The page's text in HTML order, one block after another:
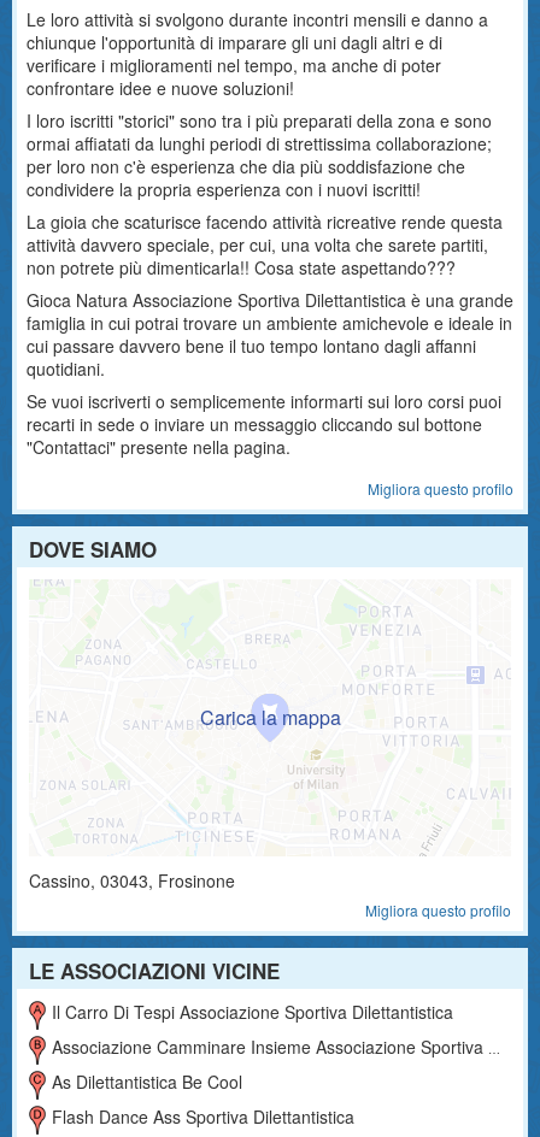
Le loro attività si svolgono durante incontri mensili e danno a
chiunque l'opportunità di imparare gli uni dagli altri e di
verificare i miglioramenti nel tempo, ma anche di poter
confrontare idee e nuove soluzioni!
I loro iscritti "storici" sono tra i più preparati della zona e sono
ormai affiatati da lunghi periodi di strettissima collaborazione;
per loro non c'è esperienza che dia più soddisfazione che
condividere la propria esperienza con i nuovi iscritti!
La gioia che scaturisce facendo attività ricreative rende questa
attività davvero speciale, per cui, una volta che sarete partiti,
non potrete più dimenticarla!! Cosa state aspettando???
Gioca Natura Associazione Sportiva Dilettantistica è una grande
famiglia in cui potrai trovare un ambiente amichevole e ideale in
cui passare davvero bene il tuo tempo lontano dagli affanni
quotidiani.
Se vuoi iscriverti o semplicemente informarti sui loro corsi puoi
recarti in sede o inviare un messaggio cliccando sul bottone
"Contattaci" presente nella pagina.
Migliora questo profilo
DOVE SIAMO
Cassino, 03043, Frosinone
Migliora questo profilo
LE ASSOCIAZIONI VICINE
Il Carro Di Tespi Associazione Sportiva Dilettantistica
Associazione Camminare Insieme Associazione Sportiva Dilettantistica
As Dilettantistica Be Cool
Flash Dance Ass Sportiva Dilettantistica